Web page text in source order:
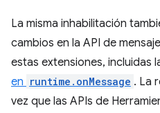
La misma inhabilitación
cambios en la API de
estas extensiones, incluidas
en runtime.onMessage . La
vez que las APIs de